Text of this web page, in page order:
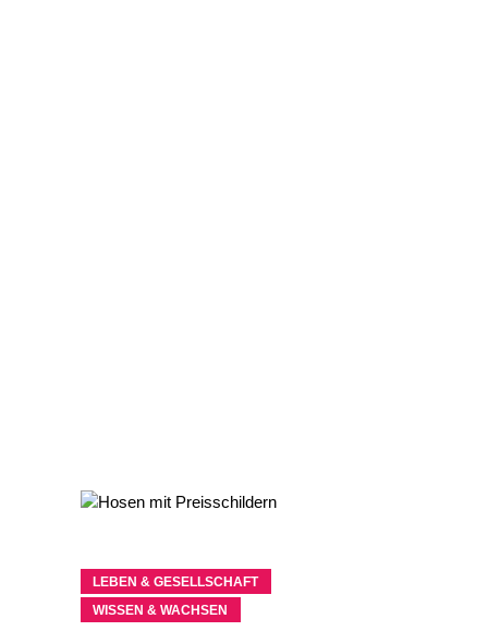
LEBEN & GESELLSCHAFT
WISSEN & WACHSEN